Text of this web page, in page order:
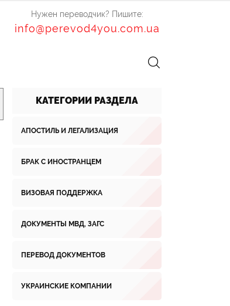
Нужен переводчик? Пишите:
info@perevod4you.com.ua
КАТЕГОРИИ РАЗДЕЛА
АПОСТИЛЬ И ЛЕГАЛИЗАЦИЯ
БРАК С ИНОСТРАНЦЕМ
ВИЗОВАЯ ПОДДЕРЖКА
ДОКУМЕНТЫ МВД, ЗАГС
ПЕРЕВОД ДОКУМЕНТОВ
УКРАИНСКИЕ КОМПАНИИ